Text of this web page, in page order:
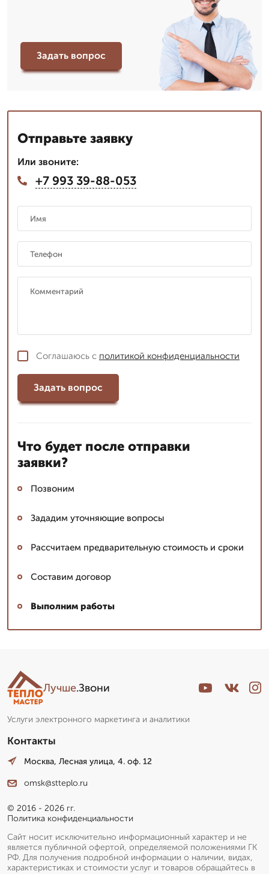
Задать вопрос
Отправьте заявку
Или звоните:
+7 993 39-88-053
Соглашаюсь с политикой конфиденциальности
Задать вопрос
Что будет после отправки
заявки?
Позвоним
Зададим уточняющие вопросы
Рассчитаем предварительную стоимость и сроки
Составим договор
Выполним работы
Лучше.Звони
Услуги электронного маркетинга и аналитики
Контакты
Москва, Лесная улица, 4. оф. 12
omsk@stteplo.ru
© 2016 - 2026 гг.
Политика конфиденциальности
Сайт носит исключительно информационный характер и не
является публичной офертой, определяемой положениями ГК
РФ. Для получения подробной информации о наличии, видах,
характеристиках и стоимости услуг и товаров обращайтесь в